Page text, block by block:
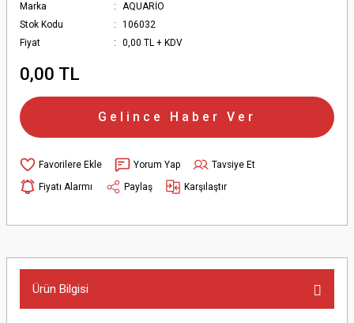
Marka
AQUARİO
Stok Kodu
106032
Fiyat
0,00 TL + KDV
0,00 TL
Gelince Haber Ver
Yorum Yap
Tavsiye Et
Fiyatı Alarmı
Paylaş Karşılaştır
Ürün Bilgisi